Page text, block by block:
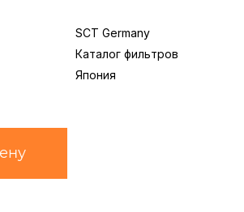
SCT Germany
Каталог фильтров
Япония